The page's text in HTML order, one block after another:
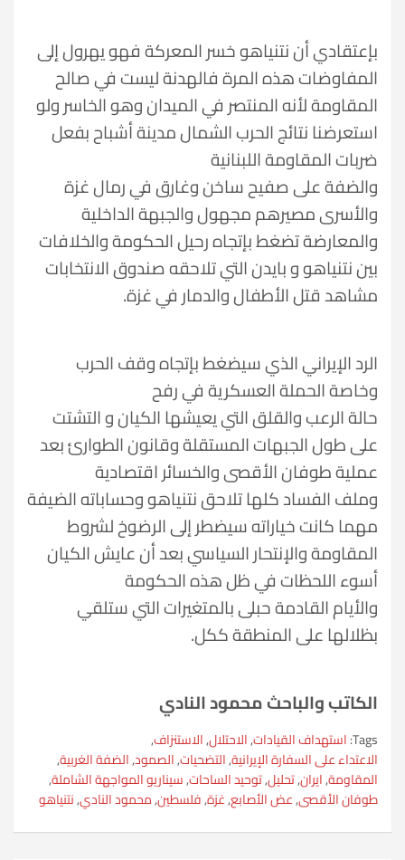
بإعتقادي أن نتنياهو خسر المعركة فهو يهرول إلى
المفاوضات هذه المرة فالهدنة ليست في صالح
المقاومة لأنه المنتصر في الميدان وهو الخاسر ولو
استعرضنا نتائج الحرب الشمال مدينة أشباح بفعل
ضربات المقاومة اللبنانية
والضفة على صفيح ساخن وغارق في رمال غزة
والأسرى مصيرهم مجهول والجبهة الداخلية
والمعارضة تضغط بإتجاه رحيل الحكومة والخلافات
بين نتنياهو و بايدن التي تلاحقه صندوق الانتخابات
مشاهد قتل الأطفال والدمار في غزة.
الرد الإيراني الذي سيضغط بإتجاه وقف الحرب
وخاصة الحملة العسكرية في رفح
حالة الرعب والقلق التي يعيشها الكيان و التشتت
على طول الجبهات المستقلة وقانون الطوارئ بعد
عملية طوفان الأقصى والخسائر اقتصادية
وملف الفساد كلها تلاحق نتنياهو وحساباته الضيفة
مهما كانت خياراته سيضطر إلى الرضوخ لشروط
المقاومة والإنتحار السياسي بعد أن عايش الكيان
أسوء اللحظات في ظل هذه الحكومة
والأيام القادمة حبلى بالمتغيرات التي ستلقي
بظلالها على المنطقة ككل.
الكاتب والباحث محمود النادي
Tags: استهداف القيادات,الاحتلال,الاستنزاف,
الاعتداء على السفارة الإيرانية,التضحيات,الصمود,الضفة الغربية,
المقاومة,ايران,تحليل,توحيد الساحات,سيناريو المواجهة الشاملة,
طوفان الأقصى,عض الأصابع,غزة,فلسطين,محمود النادي,نتنياهو